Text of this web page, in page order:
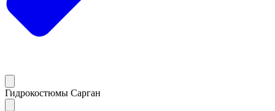
Гидрокостюмы Сарган